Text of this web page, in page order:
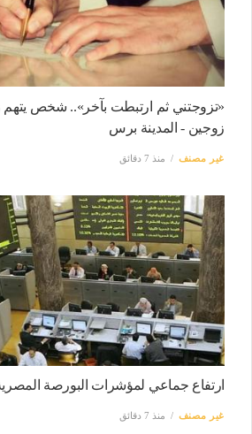
«تزوجتني ثم ارتبطت بآخر».. شخص يتهم
زوجين - المدينة برس
غير مصنف منذ 7 دقائق
ارتفاع جماعي لمؤشرات البورصة
غير مصنف منذ 7 دقائق